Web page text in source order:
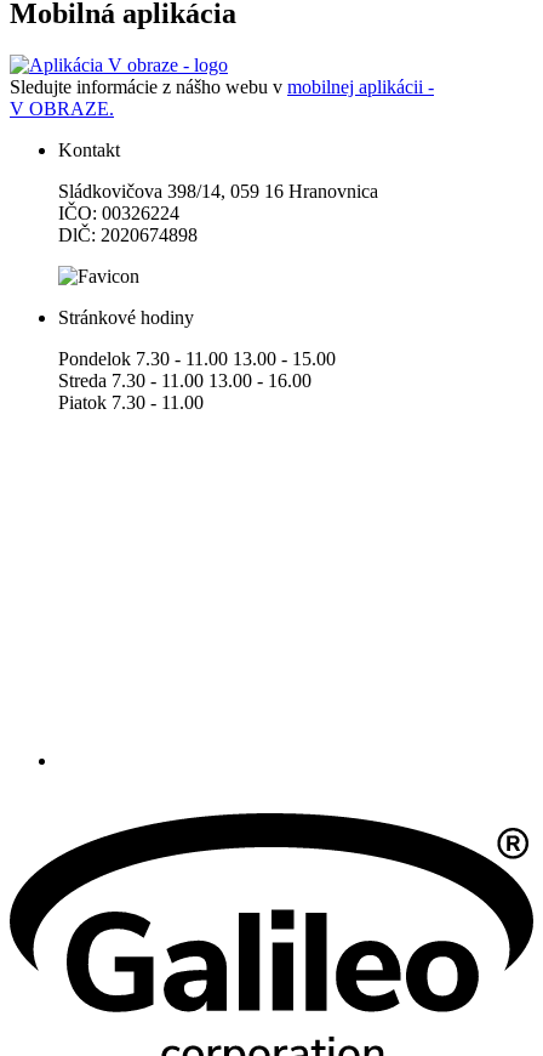
Mobilná aplikácia
Sledujte informácie z nášho webu v mobilnej aplikácii -
V OBRAZE.
Kontakt
Sládkovičova 398/14, 059 16 Hranovnica
IČO: 00326224
DlČ: 2020674898
Stránkové hodiny
Pondelok 7.30 - 11.00 13.00 - 15.00
Streda 7.30 - 11.00 13.00 - 16.00
Piatok 7.30 - 11.00